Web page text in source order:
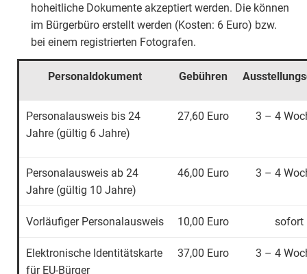
hoheitliche Dokumente akzeptiert werden. Die können
im Bürgerbüro erstellt werden (Kosten: 6 Euro) bzw.
bei einem registrierten Fotografen.
Personaldokument Gebühren
Personalausweis bis 24
Jahre (gültig 6 Jahre)
27,60 Euro 3 – 4
Personalausweis ab 24
Jahre (gültig 10 Jahre)
46,00 Euro 3 – 4
Vorläufiger Personalausweis 10,00 Euro sofort
Elektronische Identitätskarte
für EU-Bürger
37,00 Euro 3 – 4